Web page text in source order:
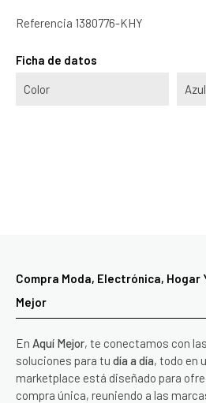
Referencia 1380776-KHY
Ficha de datos
Color Azul
Compra Moda, Electrónica, Hogar
Mejor
En Aquí Mejor, te conectamos con
soluciones para tu día a día, todo en
marketplace está diseñado para
compra única, reuniendo a las